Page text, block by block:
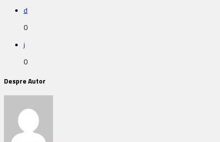
d
0
j
0
Despre Autor